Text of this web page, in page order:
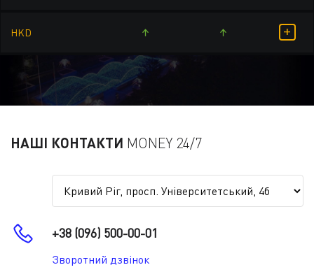
HKD +
НАШІ КОНТАКТИ MONEY 24/7
+38 (096) 500-00-01
Зворотний дзвінок